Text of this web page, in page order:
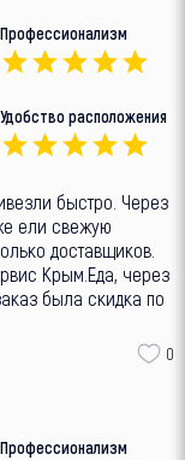
Профессионализм
Удобство расположения
быстро. Через
ели свежую
доставщиков.
Крым.Еда, через
была скидка по
0
Профессионализм